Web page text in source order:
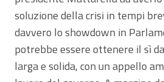
soluzione della crisi in tempi
davvero lo showdown in
potrebbe essere ottenere il sì
larga e solida, con un appello